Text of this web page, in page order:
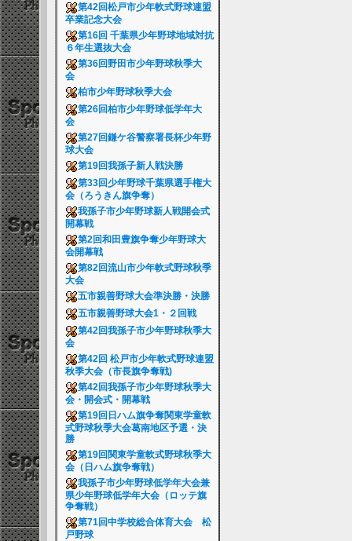
第42回松戸市少年軟式野球連盟
卒業記念大会
第16回 千葉県少年野球地域対抗
６年生選抜大会
第36回野田市少年野球秋季大
会
柏市少年野球秋季大会
第26回柏市少年野球低学年大
会
第27回鎌ケ谷警察署長杯少年野
球大会
第19回我孫子新人戦決勝
第33回少年野球千葉県選手権大
会（ろうきん旗争奪）
我孫子市少年野球新人戦開会式
開幕戦
第2回和田豊旗争奪少年野球大
会開幕戦
第82回流山市少年軟式野球秋季
大会
五市親善野球大会準決勝・決勝
五市親善野球大会1・２回戦
第42回我孫子市少年野球秋季大
会
第42回 松戸市少年軟式野球連盟
秋季大会（市長旗争奪戦)
第42回我孫子市少年野球秋季大
会・開会式・開幕戦
第19回日ハム旗争奪関東学童軟
式野球秋季大会葛南地区予選・決
勝
第19回関東学童軟式野球秋季大
会（日ハム旗争奪戦）
我孫子市少年野球低学年大会兼
県少年野球低学年大会（ロッテ旗
争奪戦）
第71回中学校総合体育大会 松
戸野球